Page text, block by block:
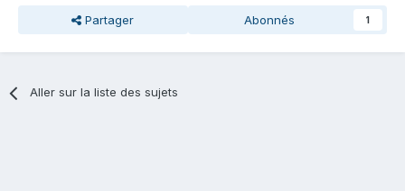
Partager Abonnés 1
Aller sur la liste des sujets